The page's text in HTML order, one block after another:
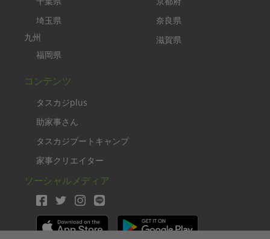
埼玉県
九州
福岡県
奈良県
滋賀県
コンテンツ
タスカジplus
助家事さん
タスカジブートキャンプ
家事クリエイター
ソーシャルメディア